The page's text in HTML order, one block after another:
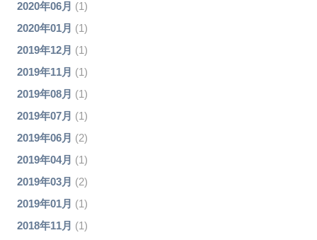
2020年06月 (1)
2020年01月 (1)
2019年12月 (1)
2019年11月 (1)
2019年08月 (1)
2019年07月 (1)
2019年06月 (2)
2019年04月 (1)
2019年03月 (2)
2019年01月 (1)
2018年11月 (1)